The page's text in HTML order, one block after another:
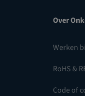
Over
Werken
RoHS &
Code of